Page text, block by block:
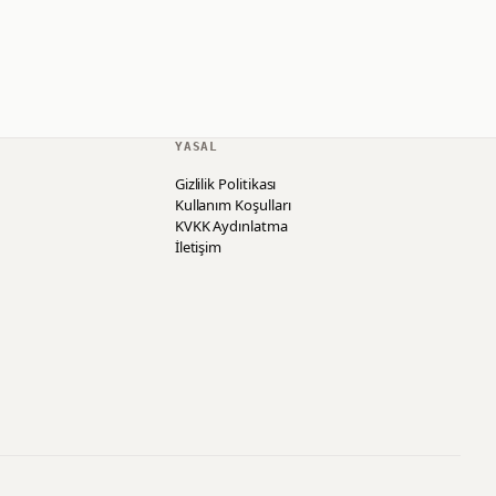
YASAL
Gizlilik Politikası
Kullanım Koşulları
KVKK Aydınlatma
İletişim